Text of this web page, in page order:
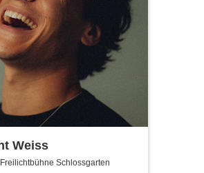
Weiss
Schlossgarten